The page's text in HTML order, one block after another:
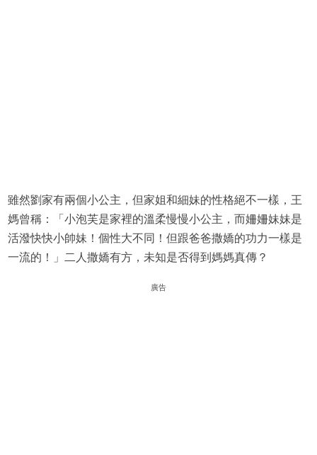
雖然劉家有兩個小公主，但家姐和細妹的性格絕不一樣，王
媽曾稱：「小泡芙是家裡的溫柔慢慢小公主，而姍姍妹妹是
活潑快快小帥妹！個性大不同！但跟爸爸撒嬌的功力一樣是
一流的！」二人撒嬌有方，未知是否得到媽媽真傳？
廣告